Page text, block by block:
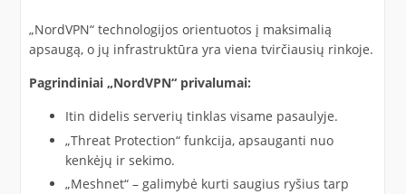
„NordVPN“ technologijos orientuotos į maksimalią
apsaugą, o jų infrastruktūra yra viena tvirčiausių rinkoje.
Pagrindiniai „NordVPN“ privalumai:
Itin didelis serverių tinklas visame pasaulyje.
„Threat Protection“ funkcija, apsauganti nuo
kenkėjų ir sekimo.
„Meshnet“ – galimybė kurti saugius ryšius tarp